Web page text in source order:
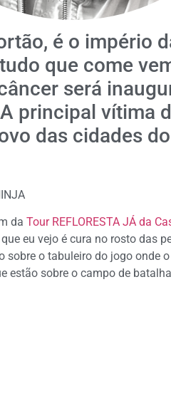
é o império
que come
será
principal vítima
das cidades do
da Tour REFLORESTA JÁ da
eu vejo é cura no rosto das
sobre o tabuleiro do jogo onde
estão sobre o campo de